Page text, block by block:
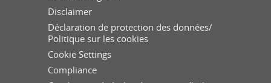
Disclaimer
Déclaration de protection des données/
Politique sur les cookies
Cookie Settings
Compliance